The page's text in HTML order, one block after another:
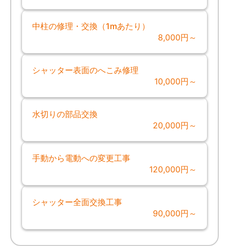
中柱の修理・交換（1mあたり）
8,000円～
シャッター表面のへこみ修理
10,000円～
水切りの部品交換
20,000円～
手動から電動への変更工事
120,000円～
シャッター全面交換工事
90,000円～